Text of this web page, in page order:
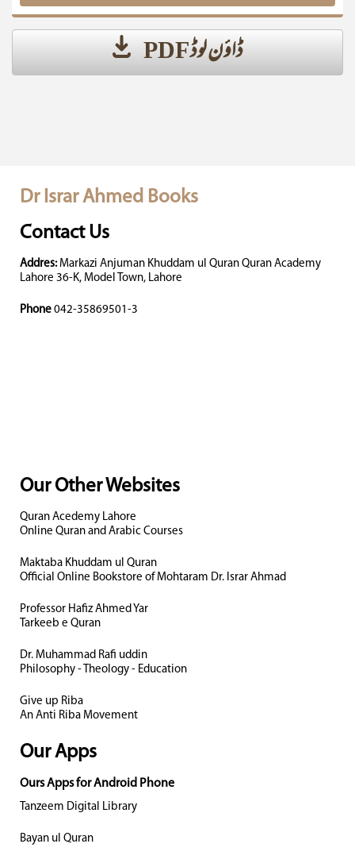
ڈاؤن لوڈ PDF
Dr Israr Ahmed Books
Contact Us
Addres: Markazi Anjuman Khuddam ul Quran Quran Academy
Lahore 36-K, Model Town, Lahore
Phone 042-35869501-3
Our Other Websites
Quran Acedemy Lahore
Online Quran and Arabic Courses
Maktaba Khuddam ul Quran
Official Online Bookstore of Mohtaram Dr. Israr Ahmad
Professor Hafiz Ahmed Yar
Tarkeeb e Quran
Dr. Muhammad Rafi uddin
Philosophy - Theology - Education
Give up Riba
An Anti Riba Movement
Our Apps
Ours Apps for Android Phone
Tanzeem Digital Library
Bayan ul Quran